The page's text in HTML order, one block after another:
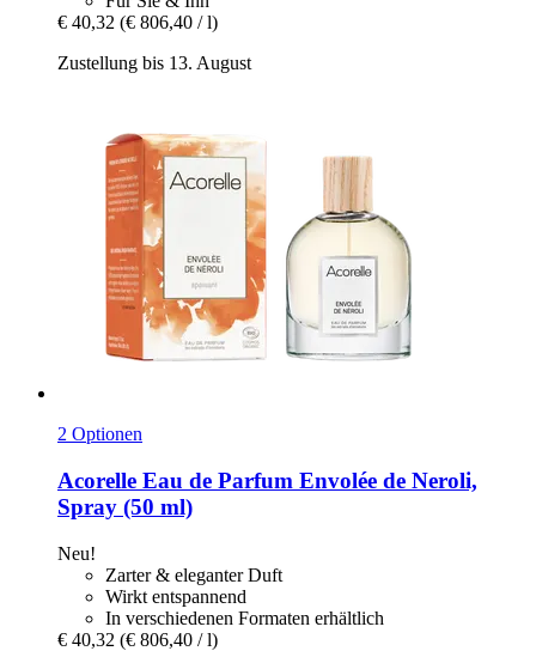
€ 40,32 (€ 806,40 / l)
Zustellung bis 13. August
2 Optionen
Acorelle Eau de Parfum Envolée de Neroli,
Spray (50 ml)
Neu!
Zarter & eleganter Duft
Wirkt entspannend
In verschiedenen Formaten erhältlich
€ 40,32 (€ 806,40 / l)